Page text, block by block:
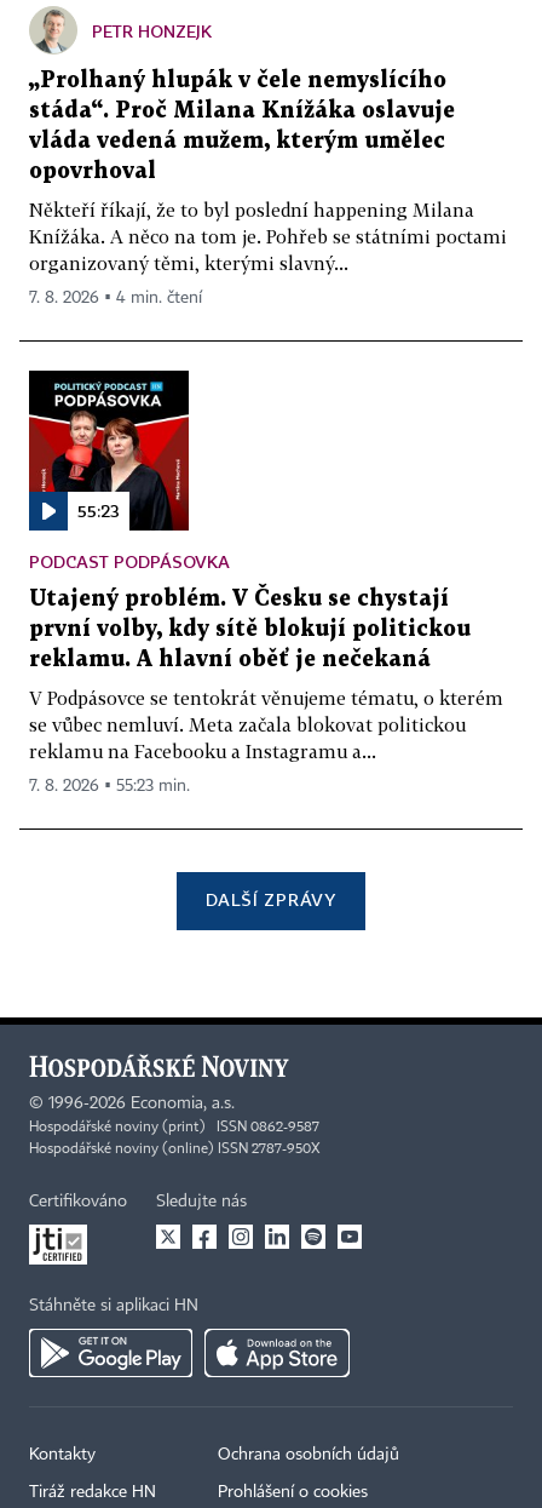
PETR HONZEJK
„Prolhaný hlupák v čele nemyslícího
stáda“. Proč Milana Knížáka oslavuje
vláda vedená mužem, kterým umělec
opovrhoval
Někteří říkají, že to byl poslední happening Milana
Knížáka. A něco na tom je. Pohřeb se státními poctami
organizovaný těmi, kterými slavný...
7. 8. 2026 ▪ 4 min. čtení
55:23
PODCAST PODPÁSOVKA
Utajený problém. V Česku se chystají
první volby, kdy sítě blokují politickou
reklamu. A hlavní oběť je nečekaná
V Podpásovce se tentokrát věnujeme tématu, o kterém
se vůbec nemluví. Meta začala blokovat politickou
reklamu na Facebooku a Instagramu a...
7. 8. 2026 ▪ 55:23 min.
DALŠÍ ZPRÁVY
© 1996-2026 Economia, a.s.
Hospodářské noviny (print) ISSN 0862-9587
Hospodářské noviny (online) ISSN 2787-950X
Certifikováno Sledujte nás
Stáhněte si aplikaci HN
Kontakty
Tiráž redakce HN
Ochrana osobních údajů
Prohlášení o cookies